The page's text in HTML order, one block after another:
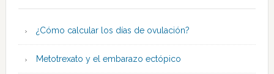
¿Cómo calcular los días de ovulación?
Metotrexato y el embarazo ectópico